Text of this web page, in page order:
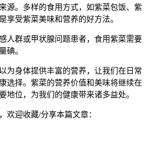
源。多样的食用方式，如紫菜包饭、紫
享受紫菜美味和营养的好方法。
人群或甲状腺问题患者，食用紫菜需要
碘。
为身体提供丰富的营养，让我们在日常
选择。紫菜的营养价值和美味将继续在
地位，为我们的健康带来诸多益处。
欢迎收藏/分享本篇文章：